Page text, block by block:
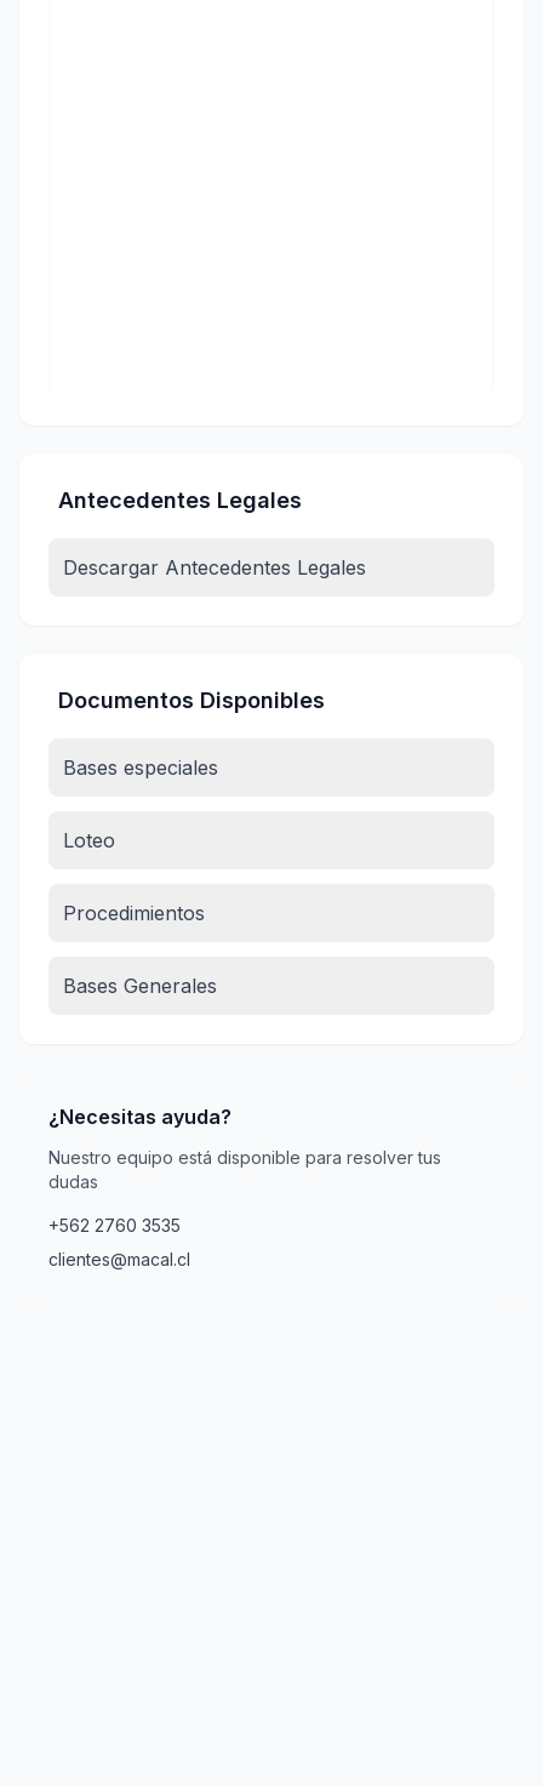
Antecedentes Legales
Descargar Antecedentes Legales
Documentos Disponibles
Bases especiales
Loteo
Procedimientos
Bases Generales
¿Necesitas ayuda?
Nuestro equipo está disponible para resolver tus
dudas
+562 2760 3535
clientes@macal.cl